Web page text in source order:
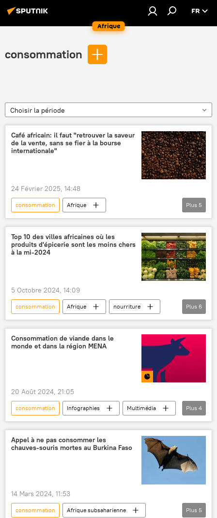
Afrique
FR
consommation
Choisir la période
Café africain: il faut "retrouver la saveur
de la vente, sans se fier à la bourse
internationale"
24 Février 2025, 14:48
consommation
Afrique
Afrique subsaharienne
Burundi
café
production Opinion
Plus 5
Top 10 des villes africaines où les
produits d'épicerie sont les moins chers
à la mi-2024
5 Octobre 2024, 14:09
consommation Afrique
nourriture
vie
Égypte
Botswana
Afrique du Sud
Ouganda Libye
Plus 6
Consommation de viande dans le
monde et dans la région MENA
20 Août 2024, 21:05
consommation Infographies
Multimédia
viande
économie
région MENA
Moyen-Orient
Plus 4
Appel à ne pas consommer les
chauves-souris mortes au Burkina Faso
14 Mars 2024, 11:53
consommation
Afrique subsaharienne
Plus 5